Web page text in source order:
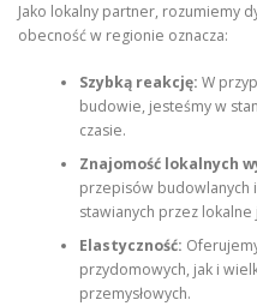
Jako lokalny partner, rozumiemy
obecność w regionie oznacza:
Szybką reakcję: W
budowie, jesteśmy w
czasie.
Znajomość lokalnych
przepisów budowlanych
stawianych przez
Elastyczność:
przydomowych, jak i
przemysłowych.